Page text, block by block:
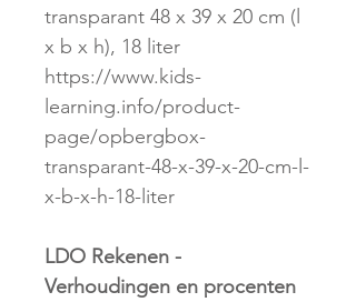
transparant 48 x 39 x 20 cm (l
x b x h), 18 liter
https://www.kids-
learning.info/product-
page/opbergbox-
transparant-48-x-39-x-20-cm-l-
x-b-x-h-18-liter
LDO Rekenen -
Verhoudingen en procenten